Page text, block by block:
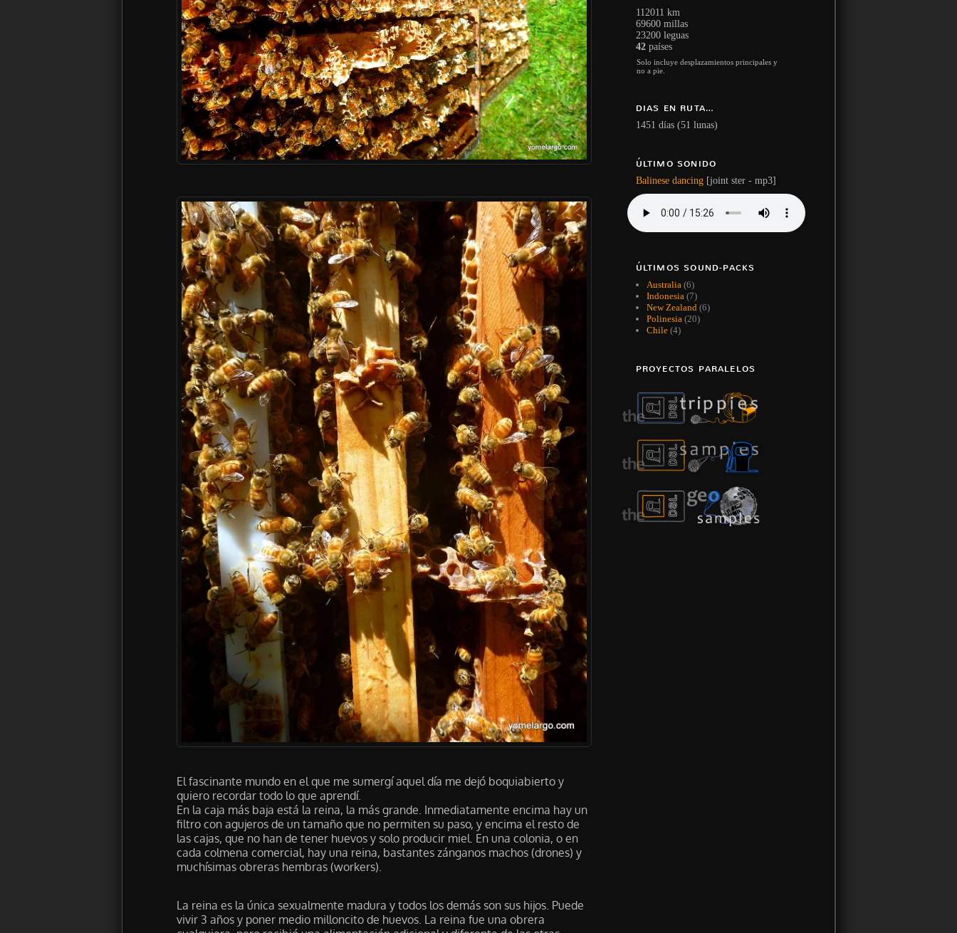
El fascinante mundo en el que me sumergí aquel día me dejó boquiabierto y
quiero recordar todo lo que aprendí.
En la caja más baja está la reina, la más grande. Inmediatamente encima hay un
filtro con agujeros de un tamaño que no permiten su paso, y encima el resto de
las cajas, que no han de tener huevos y solo producir miel. En una colonia, o en
cada colmena comercial, hay una reina, bastantes zánganos machos (drones) y
muchísimas obreras hembras (workers).
La reina es la única sexualmente madura y todos los demás son sus hijos. Puede
vivir 3 años y poner medio milloncito de huevos. La reina fue una obrera
112011 km
69600 millas
23200 leguas
42países
Solo incluye desplazamientos principales y
no a pie.
DIAS EN RUTA…
1451 días (51 lunas)
ÚLTIMO SONIDO
Balinese dancing[joint ster - mp3]
ÚLTIMOS SOUND-PACKS
Australia (6)
Indonesia (7)
New Zealand (6)
Polinesia (20)
Chile(4)
PROYECTOS PARALELOS